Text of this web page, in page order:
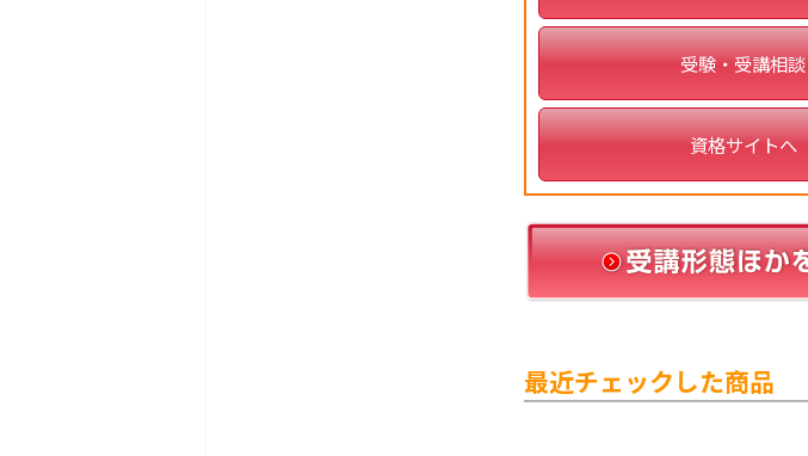
受験・受講相談
資格サイトへ
最近チェックした商品